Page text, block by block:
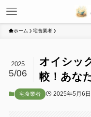
ホーム 宅食業者
オイシッ
較！あな
2025
5/06
宅食業者 2025年5月6日